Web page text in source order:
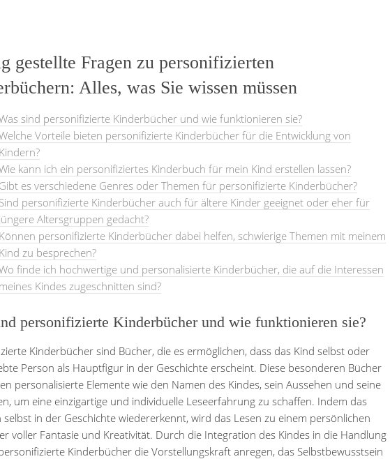
gestellte Fragen zu personifizierten
Alles, was Sie wissen müssen
sind personifizierte Kinderbücher und wie funktionieren sie?
Vorteile bieten personifizierte Kinderbücher für die Entwicklung von
Kindern?
kann ich ein personifiziertes Kinderbuch für mein Kind erstellen lassen?
Gibt es verschiedene Genres oder Themen für personifizierte Kinderbücher?
Sind personifizierte Kinderbücher auch für ältere Kinder geeignet oder eher für
jüngere Altersgruppen gedacht?
Können personifizierte Kinderbücher dabei helfen, schwierige Themen mit meinem
Kind zu besprechen?
finde ich hochwertige und personalisierte Kinderbücher, die auf die Interessen
meines Kindes zugeschnitten sind?
personifizierte Kinderbücher und wie funktionieren sie?
Kinderbücher sind Bücher, die es ermöglichen, dass das Kind selbst oder
Person als Hauptfigur in der Geschichte erscheint. Diese besonderen Bücher
personalisierte Elemente wie den Namen des Kindes, sein Aussehen und seine
um eine einzigartige und individuelle Leseerfahrung zu schaffen. Indem das
selbst in der Geschichte wiedererkennt, wird das Lesen zu einem persönlichen
voller Fantasie und Kreativität. Durch die Integration des Kindes in die Handlung
Kinderbücher die Vorstellungskraft anregen, das Selbstbewusstsein